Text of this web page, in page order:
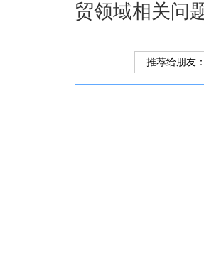
贸领域相关问
推荐给朋友：